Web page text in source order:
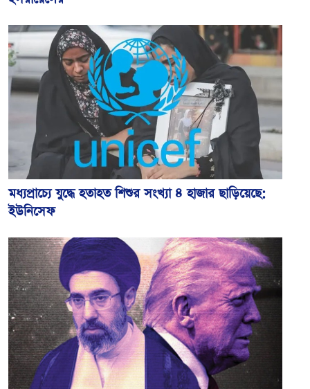
মধ্যপ্রাচ্যে যুদ্ধে হতাহত শিশুর সংখ্যা ৪ হাজার ছাড়িয়েছে:
ইউনিসেফ